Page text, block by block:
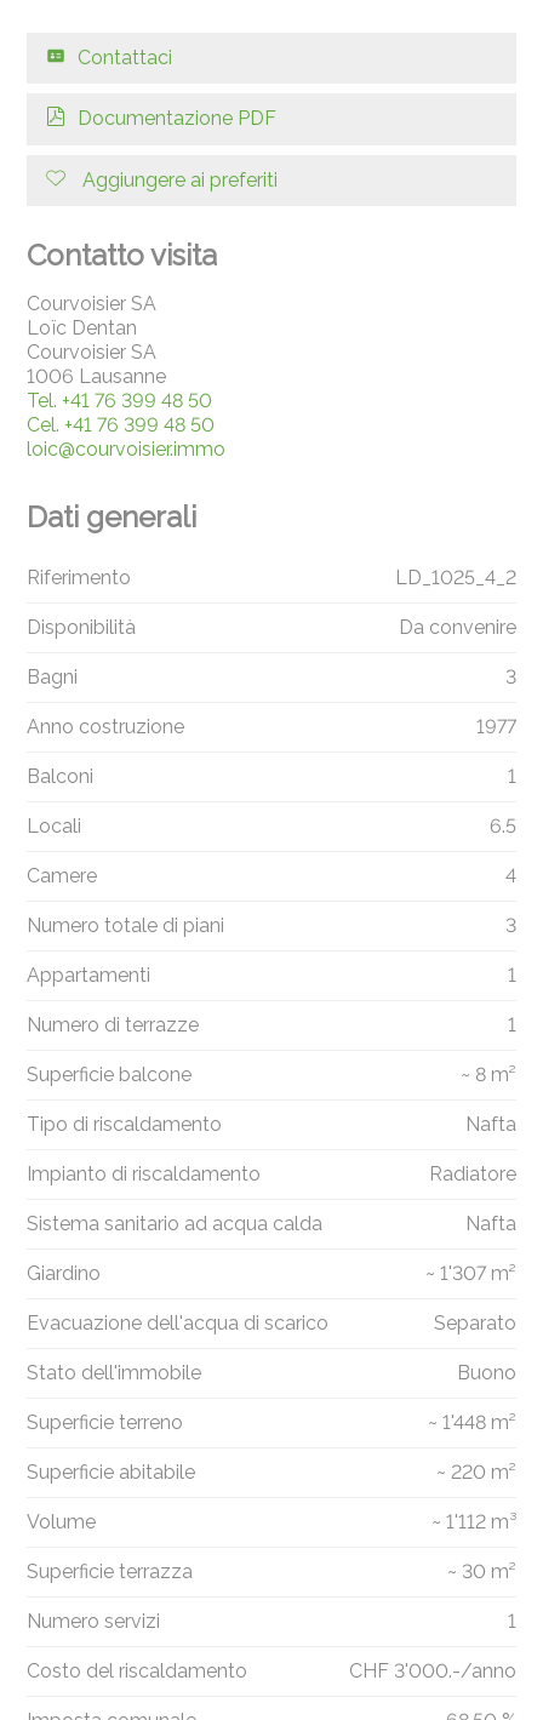
Contattaci
Documentazione PDF
Aggiungere ai preferiti
Contatto visita
Courvoisier SA
Loïc Dentan
Courvoisier SA
1006 Lausanne
Tel. +41 76 399 48 50
Cel. +41 76 399 48 50
loic@courvoisier.immo
Dati generali
Riferimento LD_1025_4_2
Disponibilità Da convenire
Bagni 3
Anno costruzione 1977
Balconi 1
Locali 6.5
Camere 4
Numero totale di piani 3
Appartamenti 1
Numero di terrazze 1
Superficie balcone ~ 8 m²
Tipo di riscaldamento Nafta
Impianto di riscaldamento Radiatore
Sistema sanitario ad acqua calda Nafta
Giardino ~ 1'307 m²
Evacuazione dell'acqua di scarico Separato
Stato dell'immobile Buono
Superficie terreno ~ 1'448 m²
Superficie abitabile ~ 220 m²
Volume ~ 1'112 m³
Superficie terrazza ~ 30 m²
Numero servizi 1
Costo del riscaldamento CHF 3'000.-/anno